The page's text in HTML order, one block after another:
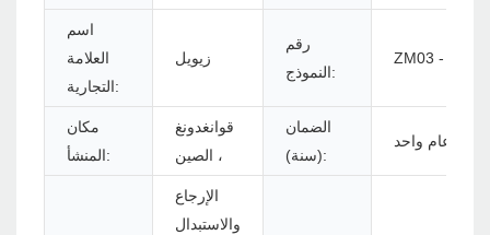
اسم
العلامة
التجارية:
زيويل
رقم
النموذج:
مكان
المنشأ:
قوانغدونغ
، الصين
الضمان
(سنة):
عام واحد
الإرجاع
والاستبدال